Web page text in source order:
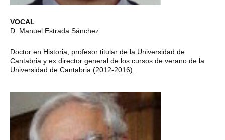
VOCAL
D. Manuel Estrada Sánchez
Doctor en Historia, profesor titular de la Universidad de
Cantabria y ex director general de los cursos de verano de la
Universidad de Cantabria (2012-2016).